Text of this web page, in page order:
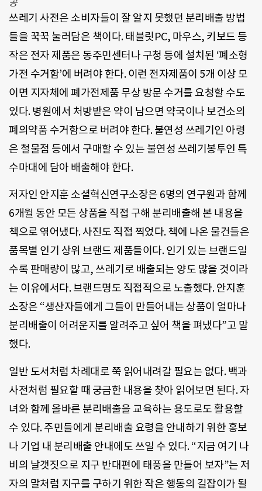
쓰레기 사전은 소비자들이 잘 알지 못했던 분리배출 방법
들을 꾹꾹 눌러담은 책이다. 태블릿PC, 마우스, 키보드 등
작은 전자 제품은 동주민센터나 구청 등에 설치된 ‘폐소형
가전 수거함’에 버려야 한다. 이런 전자제품이 5개 이상 모
이면 지자체에 폐가전제품 무상 방문 수거를 요청할 수도
있다. 병원에서 처방받은 약이 남으면 약국이나 보건소의
폐의약품 수거함으로 버려야 한다. 불연성 쓰레기인 아령
은 철물점 등에서 구매할 수 있는 불연성 쓰레기봉투인 특
수마대에 담아 배출해야 한다.
저자인 안지훈 소셜혁신연구소장은 6명의 연구원과 함께
6개월 동안 모든 상품을 직접 구해 분리배출해 본 내용을
책으로 엮어냈다. 사진도 직접 찍었다. 책에 나온 물건들은
품목별 인기 상위 브랜드 제품들이다. 인기 있는 브랜드일
수록 판매량이 많고, 쓰레기로 배출되는 양도 많을 것이라
는 이유에서다. 브랜드명도 직접적으로 노출했다. 안지훈
소장은 “생산자들에게 그들이 만들어내는 상품이 얼마나
분리배출이 어려운지를 알려주고 싶어 책을 펴냈다”고 말
했다.
일반 도서처럼 차례대로 쭉 읽어내려갈 필요는 없다. 백과
사전처럼 필요할 때 궁금한 내용을 찾아 읽어보면 된다. 자
녀와 함께 올바른 분리배출을 교육하는 용도로도 활용할
수 있다. 주민들에게 분리배출 요령을 안내하기 위한 홍보
나 기업 내 분리배출 안내에도 쓰일 수 있다. “지금 여기 나
비의 날갯짓으로 지구 반대편에 태풍을 만들어 보자”는 저
자의 말처럼 지구를 구하기 위한 작은 행동의 길잡이가 될